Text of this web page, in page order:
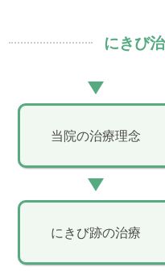
にきび
当院の治療理念
にきび跡の治療